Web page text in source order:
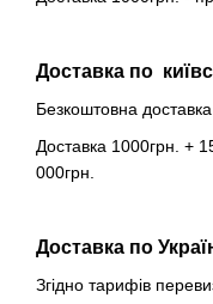
Доставка по
Безкоштовна
Доставка 1000грн. +
000грн.
Доставка по
Згідно тарифів